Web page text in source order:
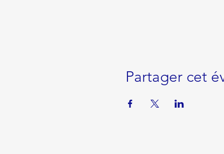
Partager cet